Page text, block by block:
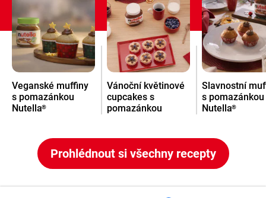
Veganské muffiny
s pomazánkou
Nutella®
Vánoční květinové
cupcakes s
pomazánkou
Slavnostní
s pomazánkou
Nutella®
Prohlédnout si všechny recepty